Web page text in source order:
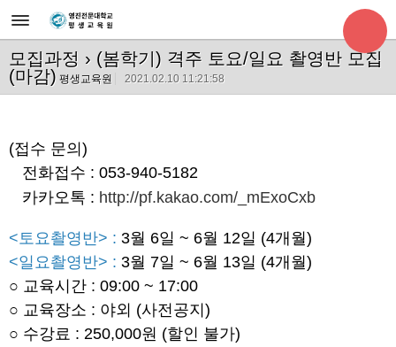
모집과정 › (봄학기) 격주 토요/일요 촬영반 모집
(마감) 평생교육원 2021.02.10 11:21:58
(접수 문의)
전화접수 : 053-940-5182
카카오톡 : http://pf.kakao.com/_mExoCxb
<토요촬영반> : 3월 6일 ~ 6월 12일 (4개월)
<일요촬영반> : 3월 7일 ~ 6월 13일 (4개월)
○ 교육시간 : 09:00 ~ 17:00
○ 교육장소 : 야외 (사전공지)
○ 수강료 : 250,000원 (할인 불가)